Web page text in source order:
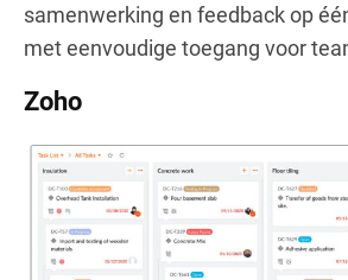
samenwerking en feedback op
met eenvoudige toegang voor
Zoho